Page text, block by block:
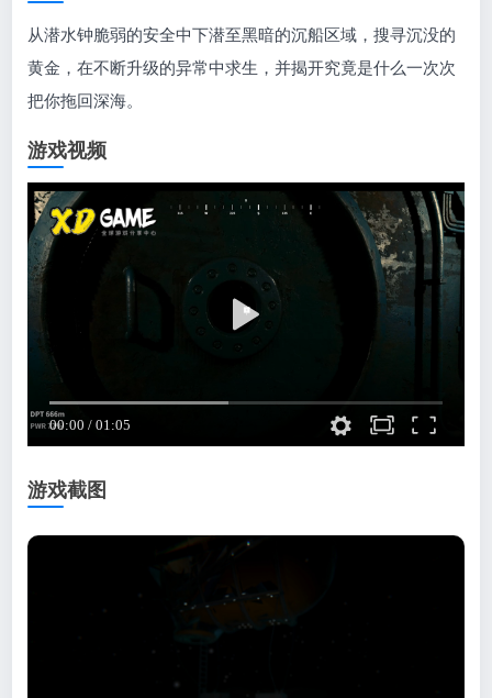
从潜水钟脆弱的安全中下潜至黑暗的沉船区域，搜寻沉没的
黄金，在不断升级的异常中求生，并揭开究竟是什么一次次
把你拖回深海。
游戏视频
游戏截图